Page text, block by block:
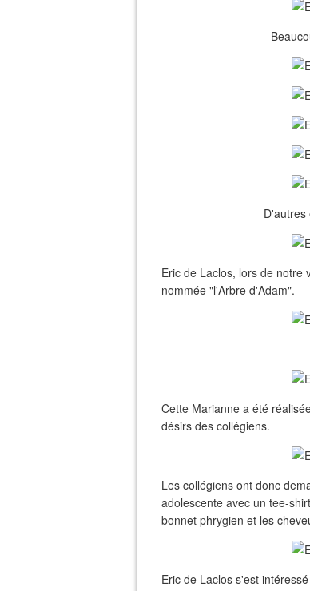
D'autres
Eric de Laclos, lors de notre
nommée "l'Arbre d'Adam".
Cette Marianne a été
désirs des collégiens.
Les collégiens ont donc
adolescente avec un tee-
bonnet phrygien et les
Eric de Laclos s'est